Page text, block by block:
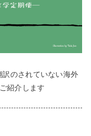
のされていない海外
紹介します